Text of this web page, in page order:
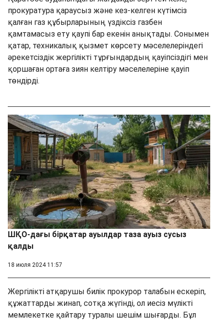
прокуратура қараусыз және кез-келген күтімсіз
қалған газ құбырларының үздіксіз газбен
қамтамасыз ету қаупі бар екенін анықтады. Сонымен
қатар, техникалық қызмет көрсету мәселелеріндегі
әрекетсіздік жергілікті тұрғындардың қауіпсіздігі мен
қоршаған ортаға зиян келтіру мәселелеріне қауіп
төндірді.
ШҚО-дағы бірқатар ауылдар таза ауыз сусыз
қалды
18 июля 2024 11:57
Жергілікті атқарушы билік прокурор талабын ескеріп,
құжаттарды жинап, сотқа жүгінді, ол иесіз мүлікті
мемлекетке қайтару туралы шешім шығарды. Бұл